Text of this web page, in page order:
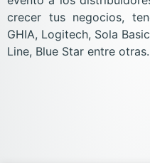
crecer tus negocios,
GHIA, Logitech, Sola
Line, Blue Star entre otras.